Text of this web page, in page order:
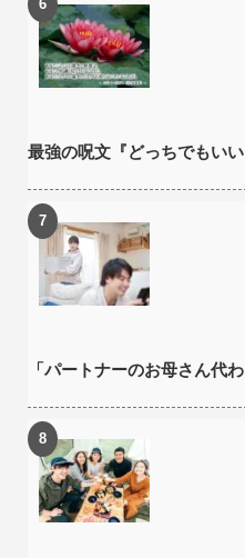
最強の呪文『どっちでもいい
「パートナーのお母さん代